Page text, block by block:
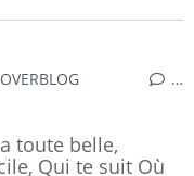
…
toute belle,
Qui te suit Où